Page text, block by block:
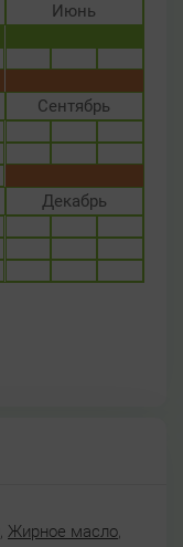
Июнь
Сентябрь
Декабрь
, Жирное масло,